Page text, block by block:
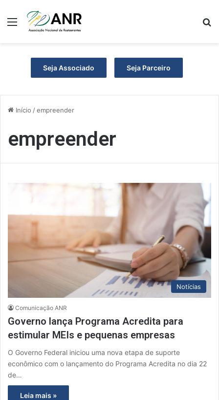
Menu
Seja Associado Seja Parceiro
Início /empreender
empreender
Notícias
Comunicação ANR
Governo lança Programa Acredita para
estimular MEIs e pequenas empresas
O Governo Federal iniciou uma nova etapa de suporte
econômico com o lançamento do Programa Acredita no dia 22
de…
Leia mais »